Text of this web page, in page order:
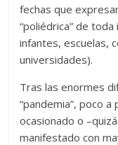
fechas que
“poliédrica” de
infantes, escuelas,
universidades).
Tras las enormes
“pandemia”, poco
ocasionado o
manifestado con